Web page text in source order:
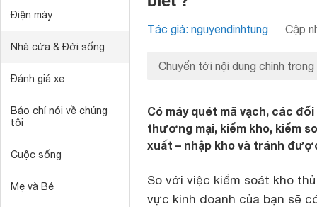
Điện máy
Nhà cửa & Đời sống
Đánh giá xe
Báo chí nói về chúng
tôi
Cuộc sống
Mẹ và Bé
Tác giả: nguyendinhtung Cập
Chuyển tới nội dung chính trong
Có máy quét mã vạch, các
thương mại, kiểm kho, kiểm
xuất – nhập kho và tránh
So với việc kiểm soát kho
vực kinh doanh của bạn sẽ